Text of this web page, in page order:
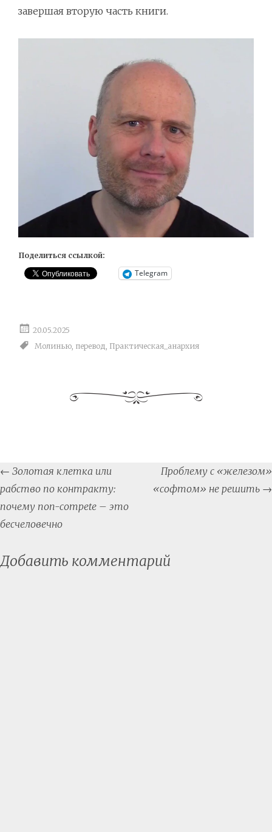
завершая вторую часть книги.
Поделиться ссылкой:
Telegram
20.05.2025
Молинью перевод Практическая_анархия
Post
navigation
← Золотая клетка или
рабство по контракту:
почему non-compete – это
бесчеловечно
Проблему с «железом»
«софтом» не решить →
Добавить комментарий